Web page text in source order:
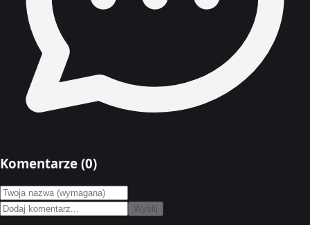
Komentarze (0)
Wyślij